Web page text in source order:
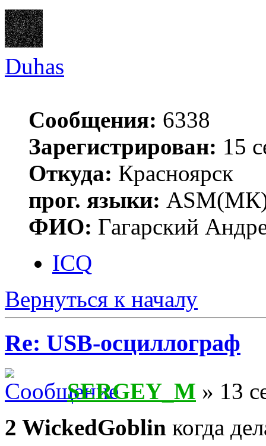
Duhas
Сообщения: 6338
Зарегистрирован: 15
Откуда: Красноярск
прог. языки:
ФИО: Гагарский
ICQ
Вернуться к началу
Re: USB-осциллограф
SERGEY_M » 13
2 WickedGoblin когда